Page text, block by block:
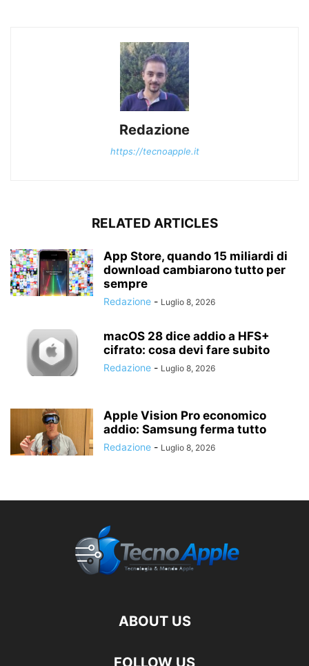
Redazione
https://tecnoapple.it
RELATED ARTICLES
App Store, quando 15 miliardi di
download cambiarono tutto per
sempre
Redazione - Luglio 8, 2026
macOS 28 dice addio a HFS+
cifrato: cosa devi fare subito
Redazione - Luglio 8, 2026
Apple Vision Pro economico
addio: Samsung ferma tutto
Redazione - Luglio 8, 2026
ABOUT US